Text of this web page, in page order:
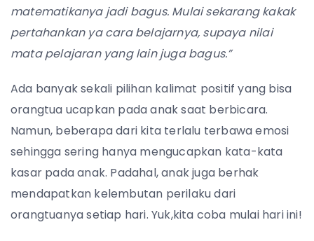
matematikanya jadi bagus. Mulai sekarang kakak
pertahankan ya cara belajarnya, supaya nilai
mata pelajaran yang lain juga bagus.”
Ada banyak sekali pilihan kalimat positif yang bisa
orangtua ucapkan pada anak saat berbicara.
Namun, beberapa dari kita terlalu terbawa emosi
sehingga sering hanya mengucapkan kata-kata
kasar pada anak. Padahal, anak juga berhak
mendapatkan kelembutan perilaku dari
orangtuanya setiap hari. Yuk,kita coba mulai hari ini!